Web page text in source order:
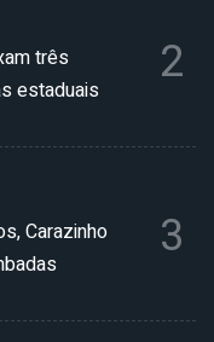
três
estaduais
2
Carazinho
3